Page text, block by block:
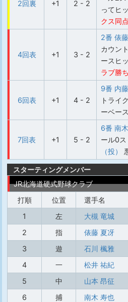
2回裏 +1 2 - 2
ってヒ
クス同点
4回表 +1 3 - 2
2番 俵
カウン
ースヒ
ラブ勝
6回表 +1 4 - 2
9番 内
トライ
ーベー
7回表 +1 5 - 2
6番 南
ール0ス
（投）
スターティングメンバー
JR北海道硬式野球クラブ
打順
位置 選手名
1
左 大槻 竜城
2
指 俵藤 夏冴
3
遊 石川 楓雅
4
一 松井 祐紀
5
中 山本 昂征
6
捕 南木 寿也